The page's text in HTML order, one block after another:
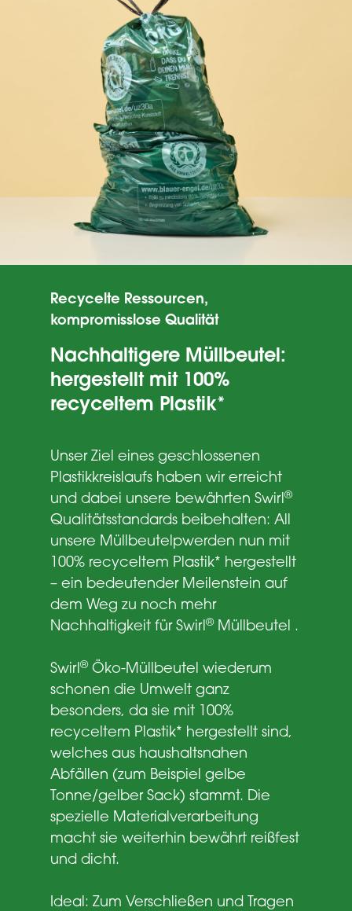
Recycelte Ressourcen,
kompromisslose Qualität
Nachhaltigere Müllbeutel:
hergestellt mit 100%
recyceltem Plastik*
Unser Ziel eines geschlossenen
Plastikkreislaufs haben wir erreicht
und dabei unsere bewährten Swirl®
Qualitätsstandards beibehalten: All
unsere Müllbeutelpwerden nun mit
100% recyceltem Plastik* hergestellt
– ein bedeutender Meilenstein auf
dem Weg zu noch mehr
Nachhaltigkeit für Swirl®Müllbeutel .
Swirl®Öko-Müllbeutel wiederum
schonen die Umwelt ganz
besonders, da sie mit 100%
recyceltem Plastik* hergestellt sind,
welches aus haushaltsnahen
Abfällen (zum Beispiel gelbe
Tonne/gelber Sack) stammt. Die
spezielle Materialverarbeitung
macht sie weiterhin bewährt reißfest
und dicht.
Ideal: Zum Verschließen und Tragen